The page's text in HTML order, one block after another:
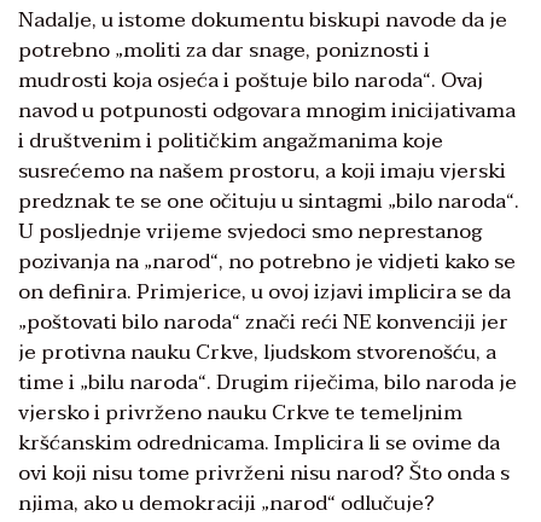
Nadalje, u istome dokumentu biskupi navode da je
potrebno „moliti za dar snage, poniznosti i
mudrosti koja osjeća i poštuje bilo naroda“. Ovaj
navod u potpunosti odgovara mnogim inicijativama
i društvenim i političkim angažmanima koje
susrećemo na našem prostoru, a koji imaju vjerski
predznak te se one očituju u sintagmi „bilo naroda“.
U posljednje vrijeme svjedoci smo neprestanog
pozivanja na „narod“, no potrebno je vidjeti kako se
on definira. Primjerice, u ovoj izjavi implicira se da
„poštovati bilo naroda“ znači reći NE konvenciji jer
je protivna nauku Crkve, ljudskom stvorenošću, a
time i „bilu naroda“. Drugim riječima, bilo naroda je
vjersko i privrženo nauku Crkve te temeljnim
kršćanskim odrednicama. Implicira li se ovime da
ovi koji nisu tome privrženi nisu narod? Što onda s
njima, ako u demokraciji „narod“ odlučuje?